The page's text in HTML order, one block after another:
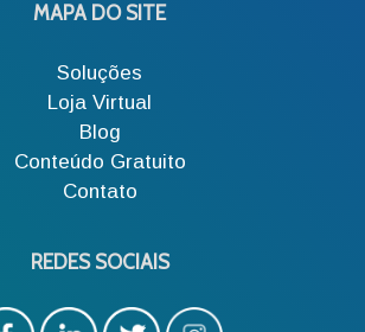
MAPA DO SITE
Soluções
Loja Virtual
Blog
Conteúdo Gratuito
Contato
REDES SOCIAIS